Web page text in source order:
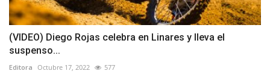
(VIDEO) Diego Rojas celebra en Linares y lleva el
suspenso...
Editora Octubre 17, 2022 577